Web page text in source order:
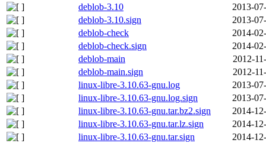
deblob-3.10
2013-
deblob-3.10.sign
2013-
deblob-check
2014-
deblob-check.sign
2014-
deblob-main
2012-
deblob-main.sign
2012-
linux-libre-3.10.63-gnu.log
2013-
linux-libre-3.10.63-gnu.log.sign
2013-
linux-libre-3.10.63-gnu.tar.bz2.sign
2014-
linux-libre-3.10.63-gnu.tar.lz.sign
2014-
linux-libre-3.10.63-gnu.tar.sign
2014-